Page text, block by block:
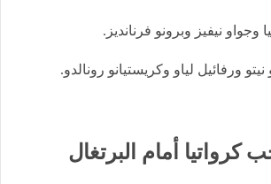
نيفيز وبرونو فرنانديز.
ورفائيل لياو وكريستيانو رونالدو.
كرواتيا أمام البرتغال